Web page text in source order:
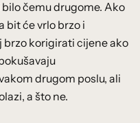
čemu drugome. Ako
bit će vrlo brzo i
korigirati cijene ako
drugom poslu, ali
a što ne.